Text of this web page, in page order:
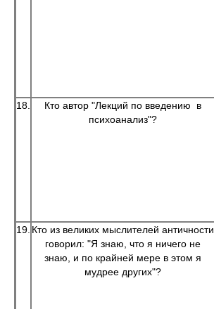
18.
Кто автор "Лекций по введению в
психоанализ"?
19. Кто из великих мыслителей античности
говорил: "Я знаю, что я ничего не
знаю, и по крайней мере в этом я
мудрее других"?